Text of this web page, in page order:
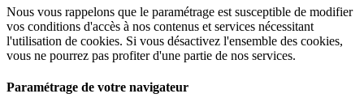
Nous vous rappelons que le paramétrage est susceptible de modifier
vos conditions d'accès à nos contenus et services nécessitant
l'utilisation de cookies. Si vous désactivez l'ensemble des cookies,
vous ne pourrez pas profiter d'une partie de nos services.
Paramétrage de votre navigateur